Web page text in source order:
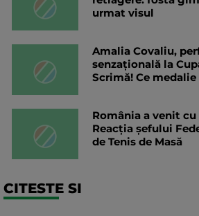
urmat visul
Amalia Covaliu,
senzațională la
Scrimă! Ce
România a venit
Reacția șefului
de Tenis de Masă
CITESTE SI